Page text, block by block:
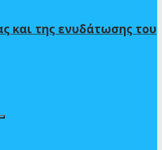
και της ενυδάτωσης του